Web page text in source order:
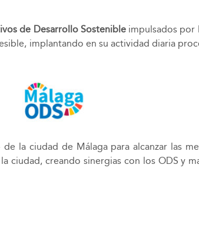
de Desarrollo Sostenibleimpulsados por
implantando en su actividad diaria
la ciudad de Málaga para alcanzar las
creando sinergias con los ODS y